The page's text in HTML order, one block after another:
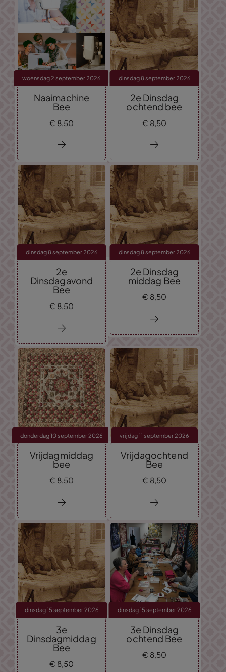
woensdag 2 september 2026
Naaimachine
Bee
€ 8, 50
dinsdag 8 september 2026
2e Dinsdag
ochtend bee
€ 8, 50
dinsdag 8 september 2026
2e
Dinsdagavond
Bee
€ 8,50
dinsdag 8 september 2026
2e Dinsdag
middag Bee
€ 8,50
donderdag 10 september 2026
Vrijdagmiddag
bee
€ 8,50
vrijdag 11 september 2026
Vrijdagochtend
Bee
€ 8,50
dinsdag 15 september 2026
3e
Dinsdagmiddag
Bee
€ 8,50
dinsdag 15 september 2026
3e Dinsdag
ochtend Bee
€ 8,50